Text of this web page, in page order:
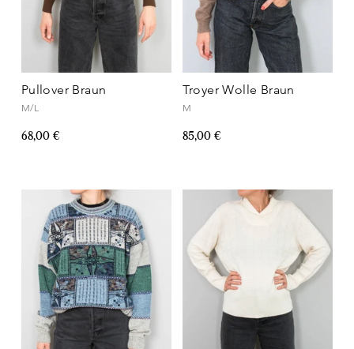
Pullover Braun
M/L
68,00 €
Troyer Wolle Braun
M
85,00 €